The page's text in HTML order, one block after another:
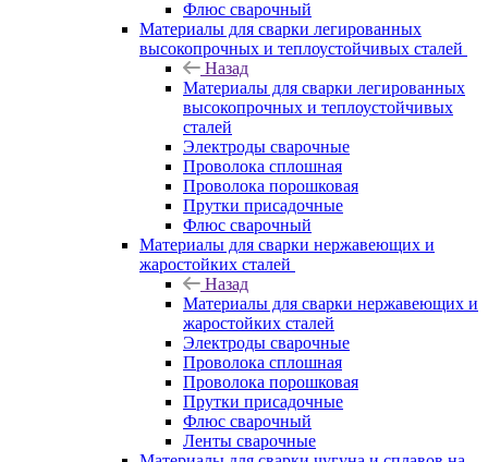
Флюс сварочный
Материалы для сварки легированных
высокопрочных и теплоустойчивых сталей
Назад
Материалы для сварки легированных
высокопрочных и теплоустойчивых
сталей
Электроды сварочные
Проволока сплошная
Проволока порошковая
Прутки присадочные
Флюс сварочный
Материалы для сварки нержавеющих и
жаростойких сталей
Назад
Материалы для сварки нержавеющих и
жаростойких сталей
Электроды сварочные
Проволока сплошная
Проволока порошковая
Прутки присадочные
Флюс сварочный
Ленты сварочные